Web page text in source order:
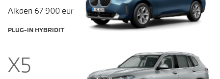
Alkaen 67 900 eur
PLUG-IN HYBRIDIT
X5